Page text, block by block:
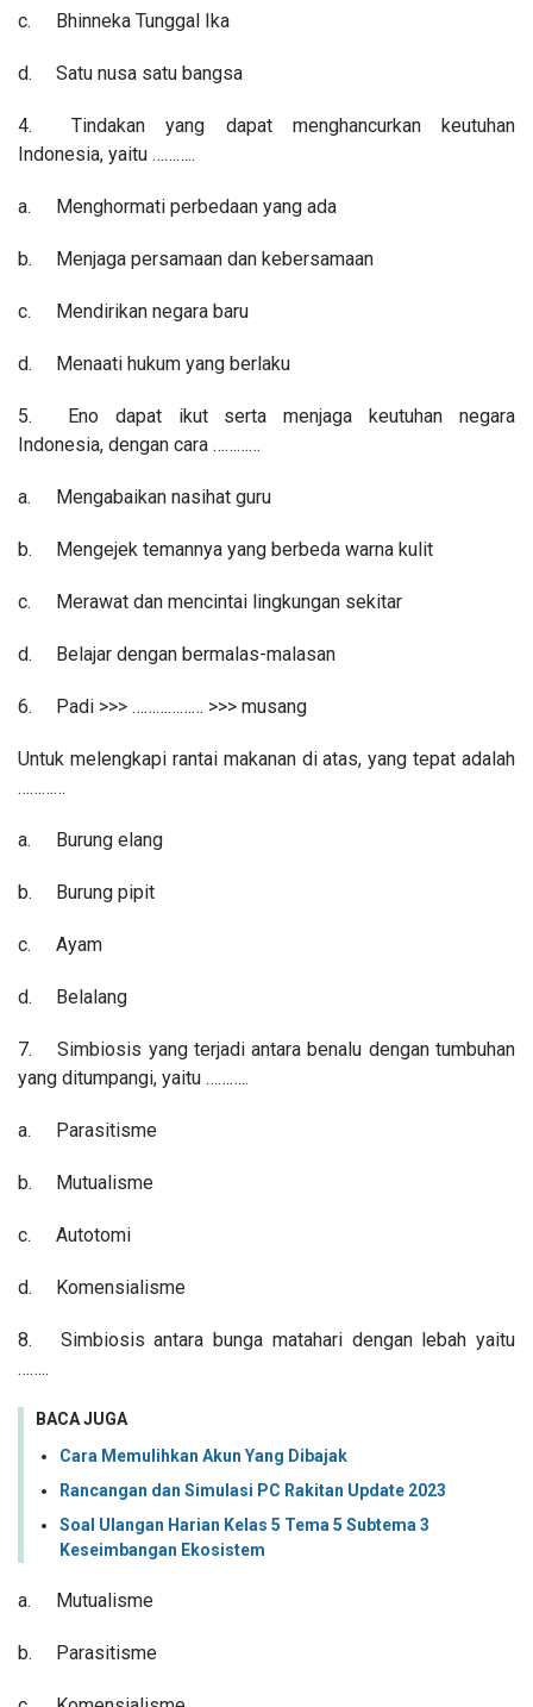
c. Bhinneka Tunggal Ika
d. Satu nusa satu bangsa
4.
Tindakan yang dapat menghancurkan keutuhan
Indonesia, yaitu ………..
a. Menghormati perbedaan yang ada
b. Menjaga persamaan dan kebersamaan
c. Mendirikan negara baru
d. Menaati hukum yang berlaku
5.
Eno dapat ikut serta menjaga keutuhan negara
Indonesia, dengan cara …………
a. Mengabaikan nasihat guru
b. Mengejek temannya yang berbeda warna kulit
c. Merawat dan mencintai lingkungan sekitar
d. Belajar dengan bermalas-malasan
6. Padi >>> ……………… >>> musang
Untuk melengkapi rantai makanan di atas, yang tepat adalah
…………
a. Burung elang
b. Burung pipit
c. Ayam
d. Belalang
7.
Simbiosis yang terjadi antara benalu dengan tumbuhan
yang ditumpangi, yaitu ………..
a. Parasitisme
b. Mutualisme
c. Autotomi
d. Komensialisme
8.
Simbiosis antara bunga matahari dengan lebah yaitu
……..
BACA JUGA
Cara Memulihkan Akun Yang Dibajak
Rancangan dan Simulasi PC Rakitan Update 2023
Soal Ulangan Harian Kelas 5 Tema 5 Subtema 3
Keseimbangan Ekosistem
a. Mutualisme
b. Parasitisme